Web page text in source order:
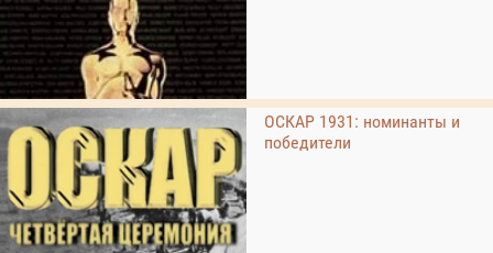
ОСКАР 1931: номинанты и
победители